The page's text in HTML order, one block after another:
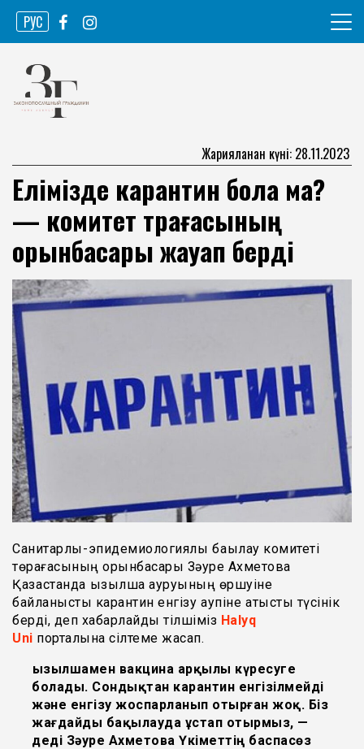
Skip
content
РУС
Законопослушный гражданин
Жарияланған күні: 28.11.2023
Елімізде карантин бола ма?
— комитет төрағасының
орынбасары жауап берді
Санитарлық-эпидемиологиялық бақылау комитеті
төрағасының орынбасары Зәуре Ахметова
Қазақстанда қызылша ауруының өршуіне
байланысты карантин енгізу қаупіне қатысты түсінік
берді, деп хабарлайды тілшіміз Halyq
Uni порталына сілтеме жасап.
Қызылшамен вакцина арқылы күресуге
болады. Сондықтан карантин енгізілмейді
және енгізу жоспарланып отырған жоқ. Біз
жағдайды бақылауда ұстап отырмыз, —
деді Зәуре Ахметова Үкіметтің баспасөз